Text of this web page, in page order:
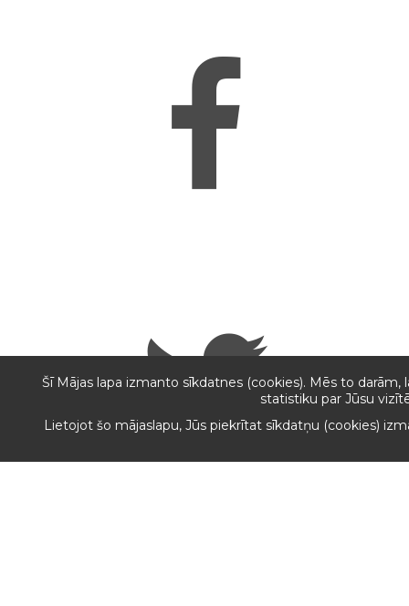
Šī Mājas lapa izmanto sīkdatnes (cookies). Mēs to
statistiku par Jūsu
Lietojot šo mājaslapu, Jūs piekrītat sīkdatņu (cookies)